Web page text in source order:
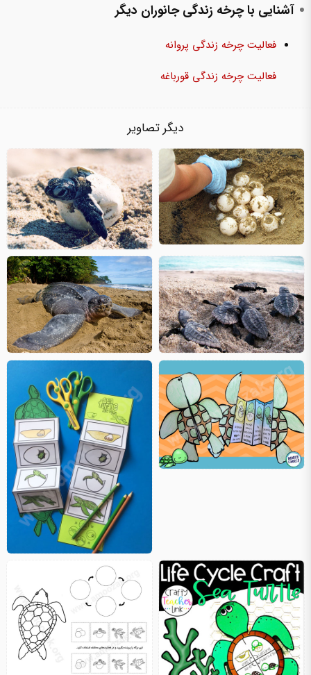
آشنایی با چرخه زندگی جانوران دیگر
فعالیت چرخه زندگی پروانه
فعالیت چرخه زندگی قورباغه
دیگر تصاویر